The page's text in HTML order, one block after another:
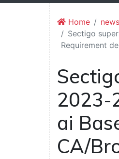
Home
Sectigo
Requirement
2023-
ai
CA/